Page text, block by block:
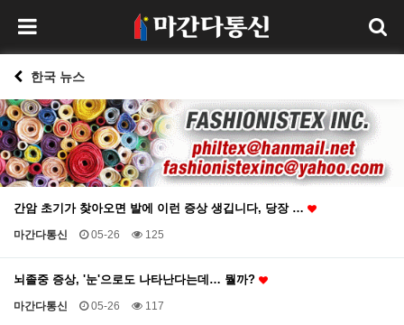
한국 뉴스
간암 초기가 찾아오면 발에 이런 증상 생깁니다, 당장 …
마간다통신 05-26 125
뇌졸중 증상, '눈'으로도 나타난다는데… 뭘까?
마간다통신 05-26 117